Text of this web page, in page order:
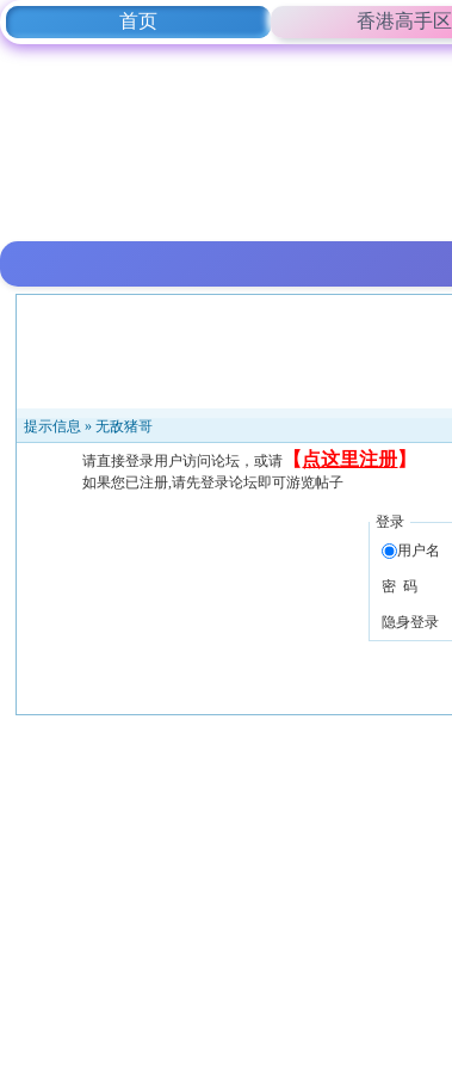
首页 香港高手区
提示信息 »无敌猪哥
请直接登录用户访问论坛，或请 【 点这里注册】
如果您已注册,请先登录论坛即可游览帖子
登录
用户名
密 码
隐身登录